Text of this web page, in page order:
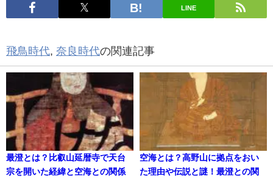
LINE
飛鳥時代, 奈良時代の関連記事
最澄とは？比叡山延暦寺で天台
宗を開いた経緯と空海との関係
空海とは？高野山に拠点をおい
た理由や伝説と謎！最澄との関